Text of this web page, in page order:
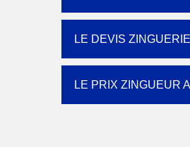
LE DEVIS
LE PRIX ZINGUEUR